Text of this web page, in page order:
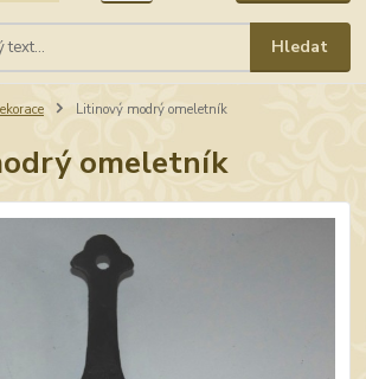
Hledat
Litinový modrý omeletník
omeletník